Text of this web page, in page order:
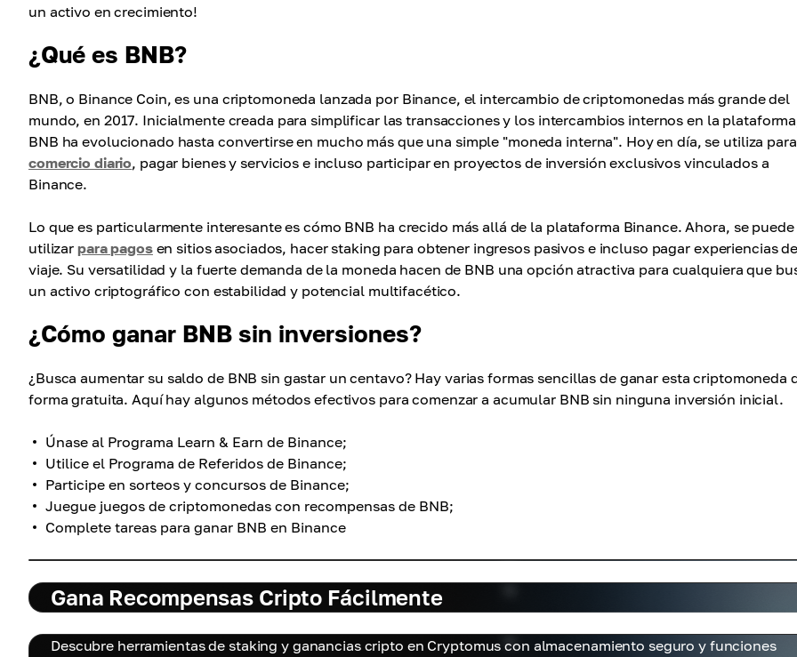
un activo en crecimiento!
¿Qué es BNB?
BNB, o Binance Coin, es una criptomoneda lanzada por Binance, el intercambio de criptomonedas más grande del
mundo, en 2017. Inicialmente creada para simplificar las transacciones y los intercambios internos en la
BNB ha evolucionado hasta convertirse en mucho más que una simple "moneda interna". Hoy en día, se utiliza para
comercio diario, pagar bienes y servicios e incluso participar en proyectos de inversión exclusivos vinculados a
Binance.
Lo que es particularmente interesante es cómo BNB ha crecido más allá de la plataforma Binance. Ahora, se puede
utilizar para pagosen sitios asociados, hacer staking para obtener ingresos pasivos e incluso pagar experiencias de
viaje. Su versatilidad y la fuerte demanda de la moneda hacen de BNB una opción atractiva para cualquiera que
un activo criptográfico con estabilidad y potencial multifacético.
¿Cómo ganar BNB sin inversiones?
¿Busca aumentar su saldo de BNB sin gastar un centavo? Hay varias formas sencillas de ganar esta criptomoneda
forma gratuita. Aquí hay algunos métodos efectivos para comenzar a acumular BNB sin ninguna inversión inicial.
Únase al Programa Learn & Earn de Binance;
Utilice el Programa de Referidos de Binance;
Participe en sorteos y concursos de Binance;
Juegue juegos de criptomonedas con recompensas de BNB;
Complete tareas para ganar BNB en Binance
Gana Recompensas Cripto Fácilmente
Descubre herramientas de staking y ganancias cripto en Cryptomus con almacenamiento seguro y funciones